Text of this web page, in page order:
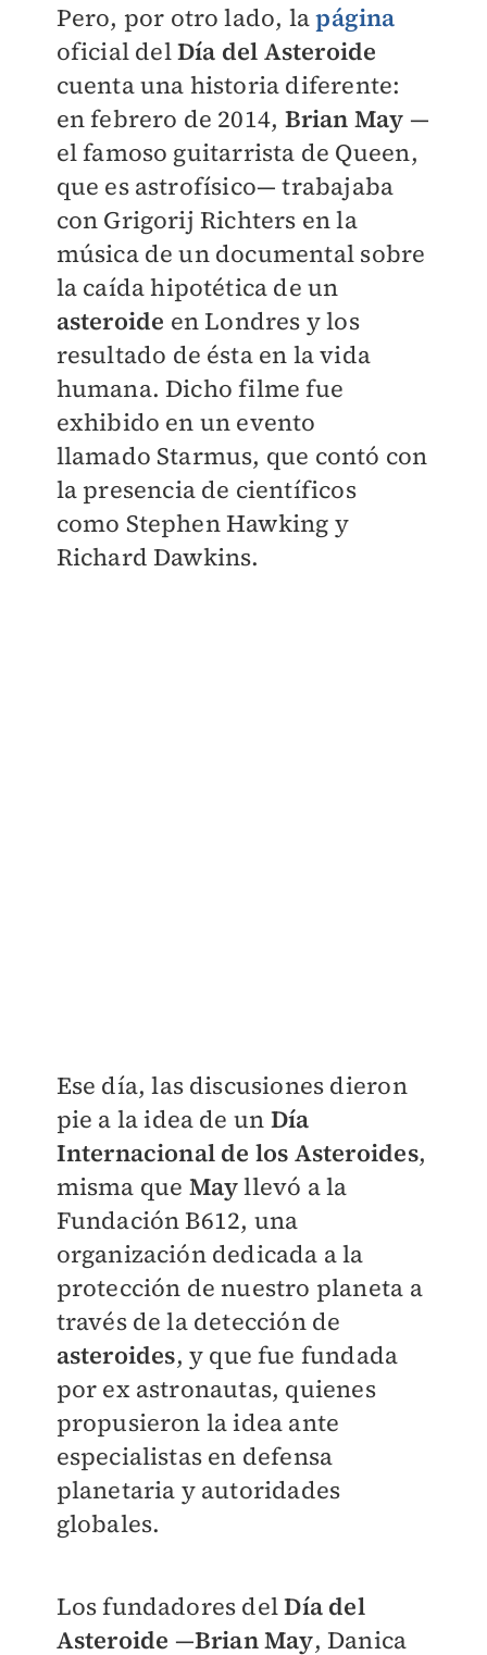
Pero, por otro lado, lapágina
oficial delDía del Asteroide
cuenta una historia diferente:
en febrero de 2014, Brian May —
el famoso guitarrista de Queen,
que es astrofísico— trabajaba
con Grigorij Richters en la
música de un documental sobre
la caída hipotética de un
asteroide en Londres y los
resultado de ésta en la vida
humana. Dicho filme fue
exhibido en un evento
llamado Starmus, que contó con
la presencia de científicos
como Stephen Hawking y
Richard Dawkins.
Ese día, las discusiones dieron
pie a la idea de un Día
Internacional de los Asteroides,
misma que Mayllevó a la
Fundación B612, una
organización dedicada a la
protección de nuestro planeta a
través de la detección de
asteroides, y que fue fundada
por ex astronautas, quienes
propusieron la idea ante
especialistas en defensa
planetaria y autoridades
globales.
Los fundadores delDía del
Asteroide —Brian May, Danica